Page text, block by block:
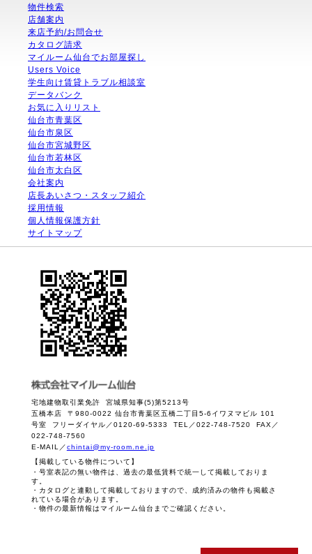
物件検索
店舗案内
来店予約/お問合せ
カタログ請求
マイルーム仙台でお部屋探し
Users Voice
学生向け賃貸トラブル相談室
データバンク
お気に入りリスト
仙台市青葉区
仙台市泉区
仙台市宮城野区
仙台市若林区
仙台市太白区
会社案内
店長あいさつ・スタッフ紹介
採用情報
個人情報保護方針
サイトマップ
宅地建物取引業免許 宮城県知事(5)第5213号
五橋本店 〒980-0022 仙台市青葉区五橋二丁目5-6イワヌマビル 101
号室 フリーダイヤル／0120-69-5333 TEL／022-748-7520 FAX／
022-748-7560
E-MAIL／chintai@my-room.ne.jp
【掲載している物件について】
・号室表記の無い物件は、過去の最低賃料で統一して掲載しておりま
す。
・カタログと連動して掲載しておりますので、成約済みの物件も掲載さ
れている場合があります。
・物件の最新情報はマイルーム仙台までご確認ください。